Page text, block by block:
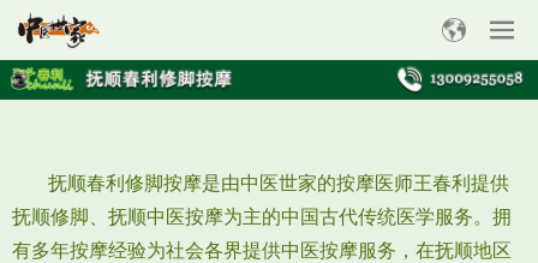
抚顺春利修脚按摩是由中医世家的按摩医师王春利提供
抚顺修脚、抚顺中医按摩为主的中国古代传统医学服务。拥
有多年按摩经验为社会各界提供中医按摩服务，在抚顺地区